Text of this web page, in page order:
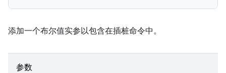
添加一个布尔值实参以包含在插桩命令中。
参数